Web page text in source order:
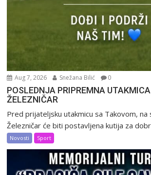
Aug 7, 2026 Snežana Bilić 0
POSLEDNJA PRIPREMNA
ŽELEZNIČAR
Pred prijateljsku utakmicu sa Takovom, na
Železničar će biti postavljena kutija za
Novosti Sport